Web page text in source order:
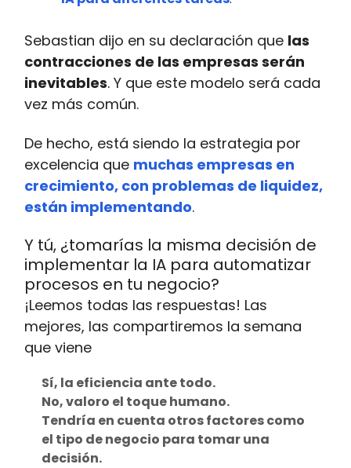
Sebastian dijo en su declaración que las
contracciones de las empresas serán
inevitables. Y que este modelo será cada
vez más común.
De hecho, está siendo la estrategia por
excelencia que muchas empresas en
crecimiento, con problemas de liquidez,
están implementando.
Y tú, ¿tomarías la misma decisión de
implementar la IA para automatizar
procesos en tu negocio?
¡Leemos todas las respuestas! Las
mejores, las compartiremos la semana
que viene
Sí, la eficiencia ante todo.
No, valoro el toque humano.
Tendría en cuenta otros factores como
el tipo de negocio para tomar una
decisión.